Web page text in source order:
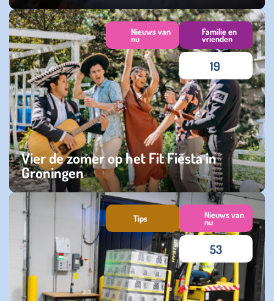
donderdag 19 maart 2026
Vier de zomer op het Fit Fiësta in
Groningen
zondag 21 september 2025
Nieuws van
nu
Familie en
vrienden
19
Tips Nieuws van
nu
53